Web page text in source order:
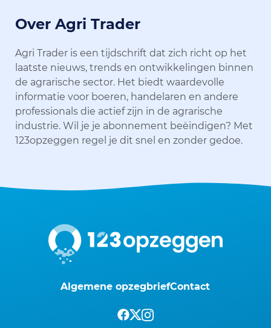
Over Agri Trader
Agri Trader is een tijdschrift dat zich richt op het
laatste nieuws, trends en ontwikkelingen binnen
de agrarische sector. Het biedt waardevolle
informatie voor boeren, handelaren en andere
professionals die actief zijn in de agrarische
industrie. Wil je je abonnement beëindigen? Met
123opzeggen regel je dit snel en zonder gedoe.
Algemene opzegbriefContact